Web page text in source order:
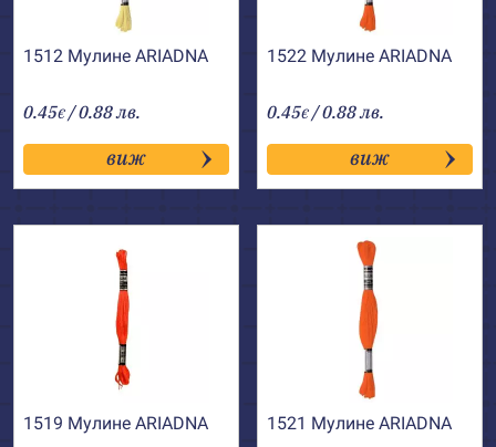
1512 Мулине АRIADNA
0.45€ / 0.88 лв.
виж
1522 Мулине АRIADNA
0.45€ / 0.88 лв.
виж
1519 Мулине АRIADNA 1521 Мулине АRIADNA